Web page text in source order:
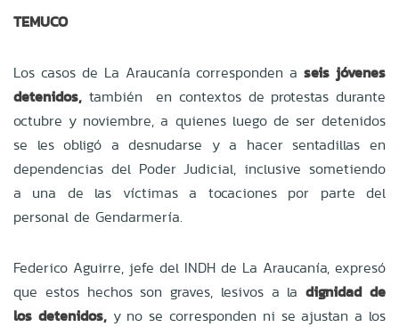
TEMUCO
Los casos de La Araucanía corresponden aseis jóvenes
detenidos, también en contextos de protestas durante
octubre y noviembre, a quienes luego de ser detenidos
se les obligó a desnudarse y a hacer sentadillas en
dependencias del Poder Judicial, inclusive sometiendo
a una de las víctimas a tocaciones por parte del
personal de Gendarmería.
Federico Aguirre, jefe del INDH de La Araucanía, expresó
que estos hechos son graves, lesivos a ladignidad de
los detenidos,y no se corresponden ni se ajustan a los